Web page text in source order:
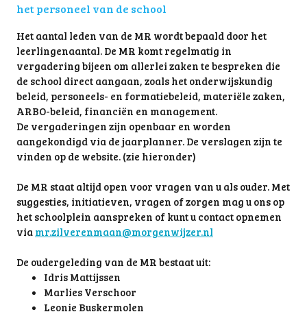
het personeel van de school
Het aantal leden van de MR wordt bepaald door het
leerlingenaantal. De MR komt regelmatig in
vergadering bijeen om allerlei zaken te bespreken die
de school direct aangaan, zoals het onderwijskundig
beleid, personeels- en formatiebeleid, materiële zaken,
ARBO-beleid, financiën en management.
De vergaderingen zijn openbaar en worden
aangekondigd via de jaarplanner. De verslagen zijn te
vinden op de website. (zie hieronder)
De MR staat altijd open voor vragen van u als ouder. Met
suggesties, initiatieven, vragen of zorgen mag u ons op
het schoolplein aanspreken of kunt u contact opnemen
via mr.zilverenmaan@morgenwijzer.nl
De oudergeleding van de MR bestaat uit:
Idris Mattijssen
Marlies Verschoor
Leonie Buskermolen